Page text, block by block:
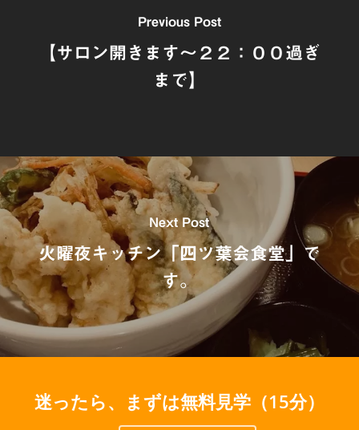
Previous Post
【サロン開きます～２２：００過ぎ
まで】
Next Post
火曜夜キッチン「四ツ葉会食堂」で
す。
迷ったら、まずは無料見学（15分）